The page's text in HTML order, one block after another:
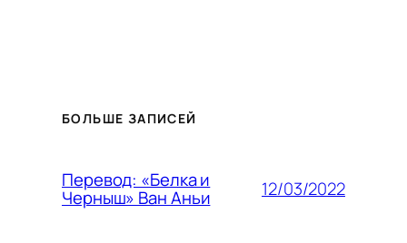
БОЛЬШЕ ЗАПИСЕЙ
Перевод: «Белка и
Черныш» Ван Аньи 12/03/2022